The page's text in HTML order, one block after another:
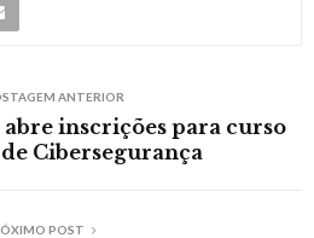
ANTERIOR
inscrições para curso
Cibersegurança
POST